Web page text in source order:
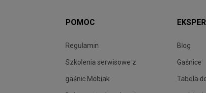
POMOC
Regulamin
Szkolenia serwisowe z
gaśnic Mobiak
Blog
Gaśnice
Tabela